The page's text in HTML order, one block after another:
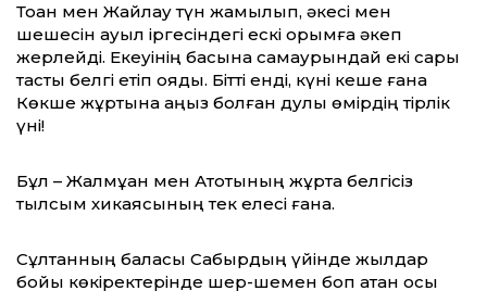
Тоқан мен Жайлау түн жамылып, әкесі мен
шешесін ауыл іргесіндегі ескі қорымға әкеп
жерлейді. Екеуінің басына самаурындай екі сары
тасты белгі етіп қояды. Бітті енді, күні кеше ғана
Көкше жұртына аңыз болған дулы өмірдің тірлік
үні!
Бұл – Жалмұқан мен Ақтоқтының жұртқа белгісіз
тылсым хикаясының тек елесі ғана.
Сұлтанның баласы Сабырдың үйінде жылдар
бойы көкіректерінде шер-шемен боп қатқан осы